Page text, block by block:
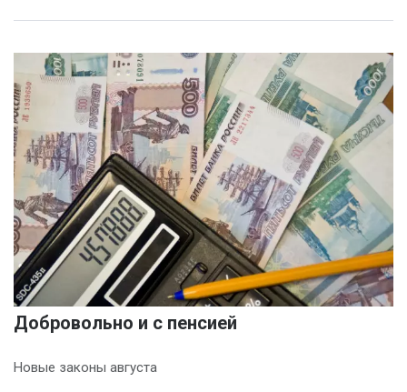
Добровольно и с пенсией
Новые законы августа